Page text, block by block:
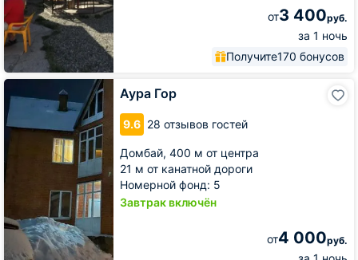
от3 400руб.
за 1 ночь
Получите170 бонусов
Аура Гор
9.6 28 отзывов гостей
Домбай, 400 м от центра
21 м от канатной дороги
Номерной фонд: 5
Завтрак включён
от4 000руб.
Аура
Гор